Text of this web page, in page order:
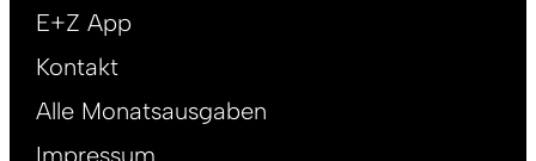
E+Z App
Kontakt
Alle Monatsausgaben
Impressum